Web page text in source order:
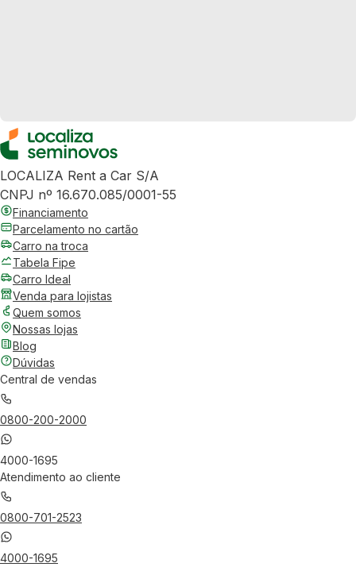
LOCALIZA Rent a Car S/A
CNPJ nº 16.670.085/0001-55
Financiamento
Parcelamento no cartão
Carro na troca
Tabela Fipe
Carro Ideal
Venda para lojistas
Quem somos
Nossas lojas
Blog
Dúvidas
Central de vendas
0800-200-2000
4000-1695
Atendimento ao cliente
0800-701-2523
4000-1695